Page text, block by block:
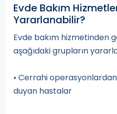
Evde Bakım
Yararlanabilir?
Evde bakım hizmetinden
aşağıdaki grupların
• Cerrahi
duyan hastalar